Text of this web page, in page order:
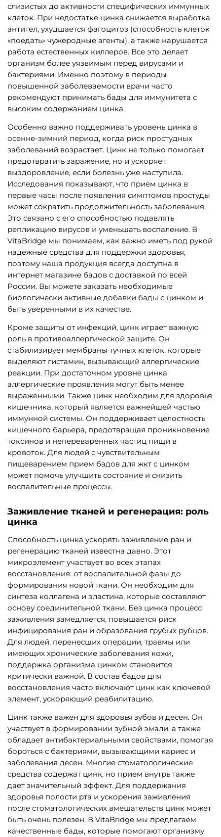
слизистых до активности специфических иммунных
клеток. При недостатке цинка снижается выработка
антител, ухудшается фагоцитоз (способность клеток
«поедать» чужеродные агенты), а также нарушается
работа естественных киллеров. Все это делает
организм более уязвимым перед вирусами и
бактериями. Именно поэтому в периоды
повышенной заболеваемости врачи часто
рекомендуют принимать бады для иммунитета с
высоким содержанием цинка.
Особенно важно поддерживать уровень цинка в
осенне-зимний период, когда риск простудных
заболеваний возрастает. Цинк не только помогает
предотвратить заражение, но и ускоряет
выздоровление, если болезнь уже наступила.
Исследования показывают, что прием цинка в
первые часы после появления симптомов простуды
может сократить продолжительность заболевания.
Это связано с его способностью подавлять
репликацию вирусов и уменьшать воспаление. В
VitaBridge мы понимаем, как важно иметь под рукой
надежные средства для поддержки здоровья,
поэтому наша продукция всегда доступна в
интернет магазине бадов с доставкой по всей
России. Вы можете заказать необходимые
биологически активные добавки бады с цинком и
быть уверенными в их качестве.
Кроме защиты от инфекций, цинк играет важную
роль в противоаллергической защите. Он
стабилизирует мембраны тучных клеток, которые
выделяют гистамин, вызывающий аллергические
реакции. При достаточном уровне цинка
аллергические проявления могут быть менее
выраженными. Также цинк необходим для здоровья
кишечника, который является важнейшей частью
иммунной системы. Он поддерживает целостность
кишечного барьера, предотвращая проникновение
токсинов и непереваренных частиц пищи в
кровоток. Для людей с чувствительным
пищеварением прием бадов для жкт с цинком
может помочь улучшить состояние и снизить
воспалительные процессы.
Заживление тканей и регенерация: роль
цинка
Способность цинка ускорять заживление ран и
регенерацию тканей известна давно. Этот
микроэлемент участвует во всех этапах
восстановления: от воспалительной фазы до
формирования новой ткани. Он необходим для
синтеза коллагена и эластина, которые составляют
основу соединительной ткани. Без цинка процесс
заживления замедляется, повышается риск
инфицирования ран и образования грубых рубцов.
Для людей, перенесших операции, травмы или
имеющих хронические заболевания кожи,
поддержка организма цинком становится
критически важной. В состав бадов для
восстановления часто включают цинк как ключевой
элемент, ускоряющий реабилитацию.
Цинк также важен для здоровья зубов и десен. Он
участвует в формировании зубной эмали, а также
обладает антибактериальными свойствами, помогая
бороться с бактериями, вызывающими кариес и
заболевания десен. Многие стоматологические
средства содержат цинк, но прием внутрь также
дает значительный эффект. Для поддержания
здоровья полости рта и ускорения заживления
после стоматологических вмешательств цинк может
быть очень полезен. В VitaBridge мы предлагаем
качественные бады, которые помогают организму